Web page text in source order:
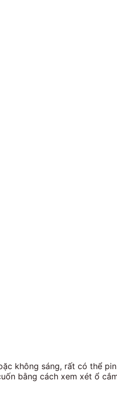
không sáng, rất có thể
bằng cách xem xét ổ